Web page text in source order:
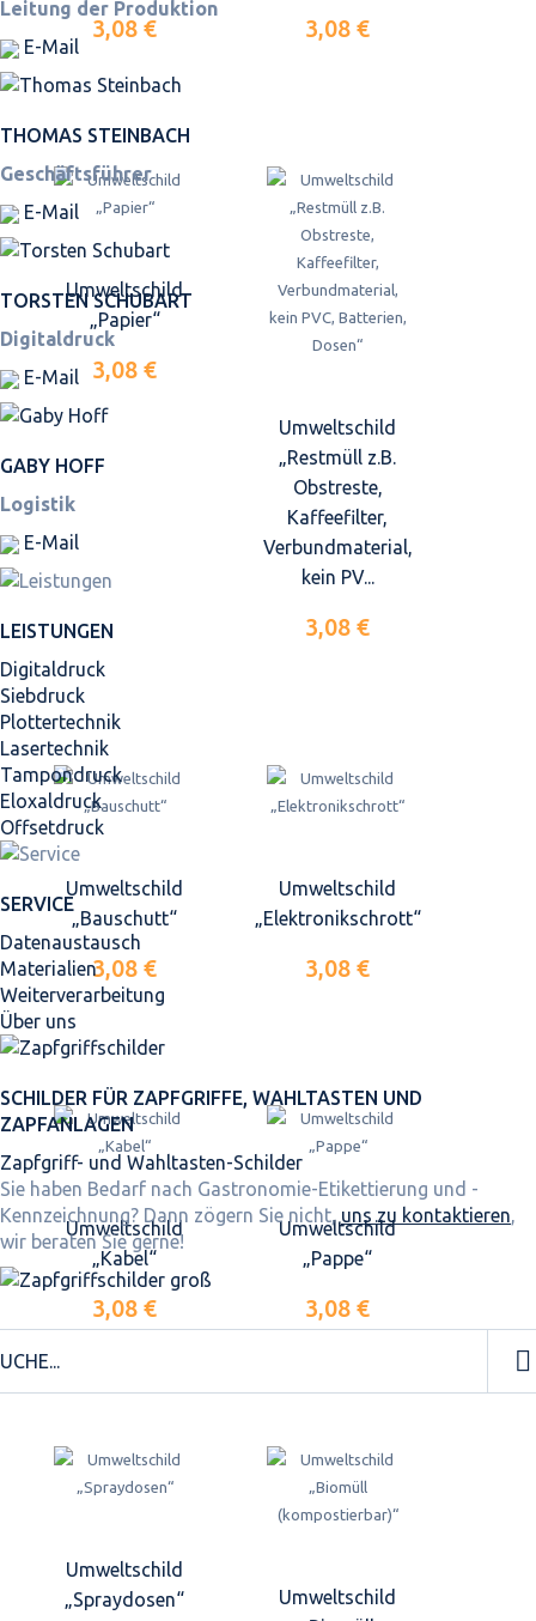
Leitung der Produktion
E-Mail
THOMAS STEINBACH
Geschäftsführer
E-Mail
TORSTEN SCHUBART
Digitaldruck
E-Mail
GABY HOFF
Logistik
E-Mail
LEISTUNGEN
Digitaldruck
Siebdruck
Plottertechnik
Lasertechnik
Tampondruck
Eloxaldruck
Offsetdruck
SERVICE
Datenaustausch
Materialien
Weiterverarbeitung
Über uns
SCHILDER FÜR ZAPFGRIFFE, WAHLTASTEN UND
ZAPFANLAGEN
Zapfgriff- und Wahltasten-Schilder
Sie haben Bedarf nach Gastronomie-Etikettierung und -
Kennzeichnung? Dann zögern Sie nicht, uns zu kontaktieren,
wir beraten Sie gerne!
3,08 € 3,08 €
Umweltschild
„Papier“
3,08 €
Umweltschild
„Restmüll z.B.
Obstreste,
Kaffeefilter,
Verbundmaterial,
kein PV...
3,08 €
Umweltschild
„Bauschutt“
3,08 €
Umweltschild
„Elektronikschrott“
3,08 €
Umweltschild
„Kabel“
3,08 €
Umweltschild
„Pappe“
3,08 €
Umweltschild
„Spraydosen“
Umweltschild